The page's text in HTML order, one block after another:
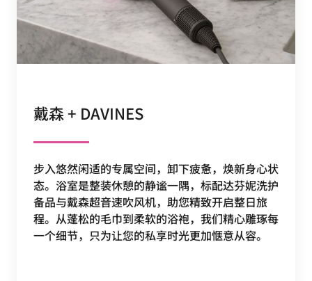
戴森 + DAVINES
步入悠然闲适的专属空间，卸下疲惫，焕新身心状
态。浴室是整装休憩的静谧一隅，标配达芬妮洗护
备品与戴森超音速吹风机，助您精致开启整日旅
程。从蓬松的毛巾到柔软的浴袍，我们精心雕琢每
一个细节，只为让您的私享时光更加惬意从容。